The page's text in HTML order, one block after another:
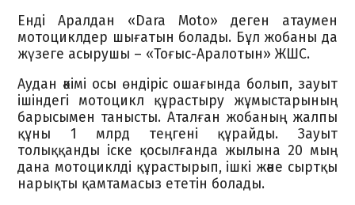
Енді Аралдан «Dara Moto» деген атаумен
мотоциклдер шығатын болады. Бұл жобаны да
жүзеге асырушы – «Тоғыс-Аралотын» ЖШС.
Аудан әкімі осы өндіріс ошағында болып, зауыт
ішіндегі мотоцикл құрастыру жұмыстарының
барысымен танысты. Аталған жобаның жалпы
құны 1 млрд теңгені құрайды. Зауыт
толыққанды іске қосылғанда жылына 20 мың
дана мотоциклді құрастырып, ішкі және сыртқы
нарықты қамтамасыз ететін болады.